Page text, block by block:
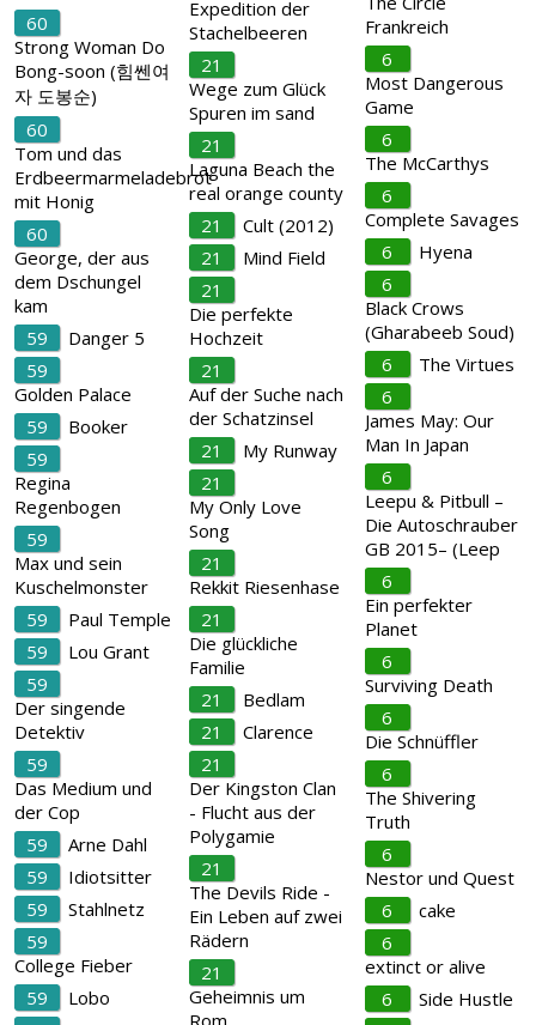
60
Strong Woman Do
Bong-soon (힘쎈여
자 도봉순)
60
Tom und das
Erdbeermarmeladebrot
mit Honig
60
George, der aus
dem Dschungel
kam
59
Danger 5
59
Golden Palace
59
Booker
59
Regina
Regenbogen
59
Max und sein
Kuschelmonster
59
Paul Temple
59
Lou Grant
59
Der singende
Detektiv
59
Das Medium und
der Cop
59
Arne Dahl
59
Idiotsitter
59
Stahlnetz
59
College Fieber
59
Lobo
Expedition der
Stachelbeeren
21
Wege zum Glück
Spuren im sand
21
Laguna Beach the
real orange county
21
Cult (2012)
21
Mind Field
21
Die perfekte
Hochzeit
21
Auf der Suche nach
der Schatzinsel
21
My Runway
21
My Only Love
Song
21
Rekkit Riesenhase
21
Die glückliche
Familie
21
Bedlam
21
Clarence
21
Der Kingston Clan
- Flucht aus der
Polygamie
21
The Devils Ride -
Ein Leben auf zwei
Rädern
21
Geheimnis um
Rom
Frankreich
6
Most Dangerous
Game
6
The McCarthys
6
Complete Savages
6
Hyena
6
Black Crows
(Gharabeeb Soud)
6
The Virtues
6
James May: Our
Man In Japan
6
Leepu & Pitbull –
Die Autoschrauber
GB 2015– (Leep
6
Ein perfekter
Planet
6
Surviving Death
6
Die Schnüffler
6
The Shivering
Truth
6
Nestor und Quest
6
cake
6
extinct or alive
6
Side Hustle